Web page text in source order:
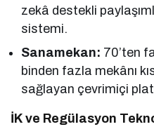
zekâ destekli
sistemi.
Sanamekan: 70’ten
binden fazla mekânı
sağlayan çevrimiçi
İK ve Regülasyon